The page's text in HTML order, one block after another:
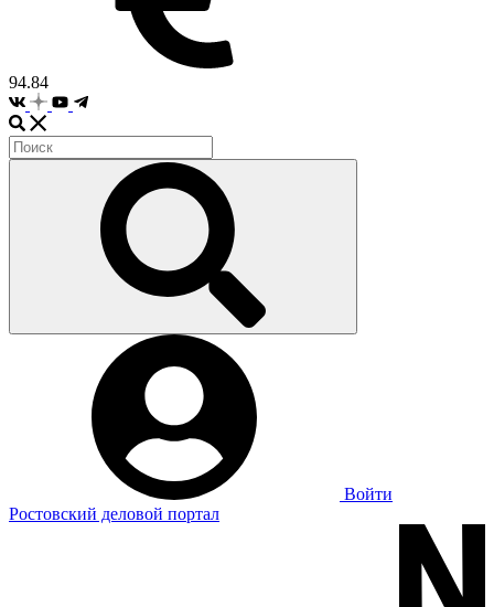
94.84
Войти
Ростовский деловой портал